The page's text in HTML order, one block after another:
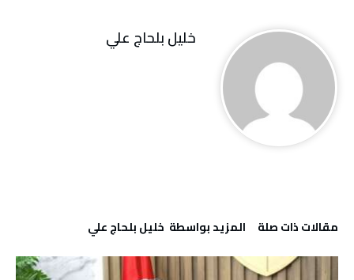
خليل‭ ‬بلحاج‭ ‬علي
‫مقالات ذات صلة‬ ‫‫المزيد بواسطة‬ ‬ خليل‭ ‬بلحاج‭ ‬علي